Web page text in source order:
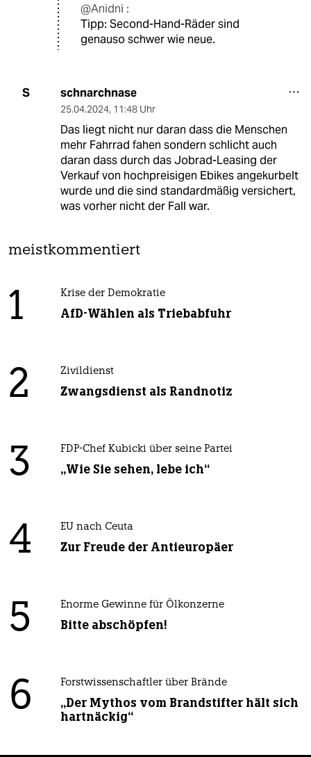
@Anidni :
Tipp: Second-Hand-Räder sind
genauso schwer wie neue.
S schnarchnase
25.04.2024, 11:48 Uhr
Das liegt nicht nur daran dass die Menschen
mehr Fahrrad fahen sondern schlicht auch
daran dass durch das Jobrad-Leasing der
Verkauf von hochpreisigen Ebikes angekurbelt
wurde und die sind standardmäßig versichert,
was vorher nicht der Fall war.
meistkommentiert
1 Krise der Demokratie
AfD-Wählen als Triebabfuhr
2 Zivildienst
Zwangsdienst als Randnotiz
3 FDP-Chef Kubicki über seine Partei
„Wie Sie sehen, lebe ich“
4 EU nach Ceuta
Zur Freude der Antieuropäer
5 Enorme Gewinne für Ölkonzerne
Bitte abschöpfen!
6 Forstwissenschaftler über Brände
„Der Mythos vom Brandstifter hält sich
hartnäckig“